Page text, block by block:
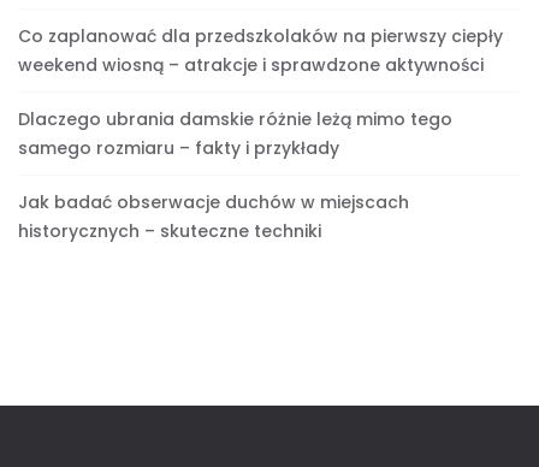
Co zaplanować dla przedszkolaków na pierwszy ciepły
weekend wiosną – atrakcje i sprawdzone aktywności
Dlaczego ubrania damskie różnie leżą mimo tego
samego rozmiaru – fakty i przykłady
Jak badać obserwacje duchów w miejscach
historycznych – skuteczne techniki